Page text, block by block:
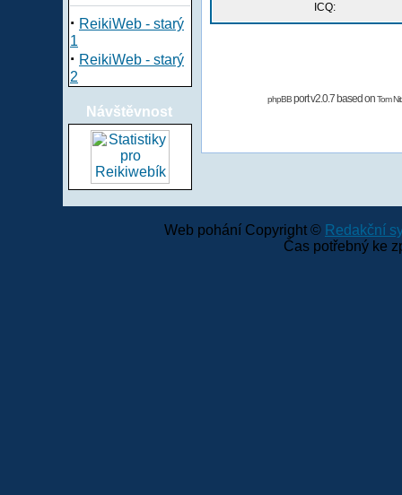
· ReikiWeb - starý
1
· ReikiWeb - starý
2
Návštěvnost
ICQ:
phpBBport v2.0.7 based onTom
Web pohání Copyright © Redakční
Čas potřebný ke